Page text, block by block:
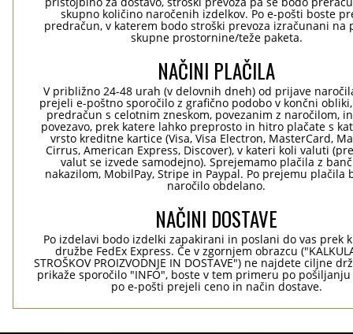
skupno količino naročenih izdelkov. Po e-pošti boste
predračun, v katerem bodo stroški prevoza izračunani na
skupne prostornine/teže paketa.
NAČINI PLAČILA
V približno 24-48 urah (v delovnih dneh) od prijave
prejeli e-poštno sporočilo z grafično podobo v končni
predračun s celotnim zneskom, povezanim z naročilom,
povezavo, prek katere lahko preprosto in hitro plačate s
vrsto kreditne kartice (Visa, Visa Electron, MasterCard,
Cirrus, American Express, Discover), v kateri koli valuti
valut se izvede samodejno). Sprejemamo plačila z
nakazilom, MobilPay, Stripe in Paypal. Po prejemu plačila
naročilo obdelano.
NAČINI DOSTAVE
Po izdelavi bodo izdelki zapakirani in poslani do vas prek
družbe FedEx Express. Če v zgornjem obrazcu
STROŠKOV PROIZVODNJE IN DOSTAVE") ne najdete ciljne
prikaže sporočilo "INFO", boste v tem primeru po
po e-pošti prejeli ceno in način dostave.